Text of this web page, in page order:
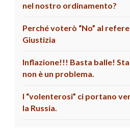
nel nostro ordinamento?
Perché voterò “No” al
Giustizia
Inflazione!!! Basta balle!
non è un problema.
I “volenterosi” ci portano
la Russia.